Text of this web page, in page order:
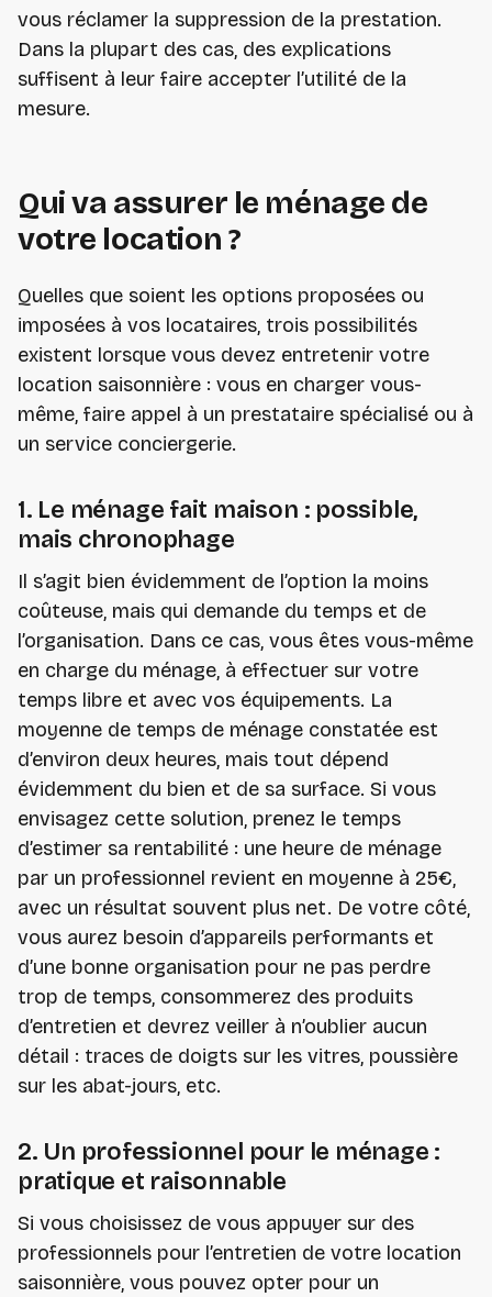
vous réclamer la suppression de la prestation.
Dans la plupart des cas, des explications
suffisent à leur faire accepter l’utilité de la
mesure.
Qui va assurer le ménage de
votre location ?
Quelles que soient les options proposées ou
imposées à vos locataires, trois possibilités
existent lorsque vous devez entretenir votre
location saisonnière : vous en charger vous-
même, faire appel à un prestataire spécialisé ou à
un service conciergerie.
1. Le ménage fait maison : possible,
mais chronophage
Il s’agit bien évidemment de l’option la moins
coûteuse, mais qui demande du temps et de
l’organisation. Dans ce cas, vous êtes vous-même
en charge du ménage, à effectuer sur votre
temps libre et avec vos équipements. La
moyenne de temps de ménage constatée est
d’environ deux heures, mais tout dépend
évidemment du bien et de sa surface. Si vous
envisagez cette solution, prenez le temps
d’estimer sa rentabilité : une heure de ménage
par un professionnel revient en moyenne à 25€,
avec un résultat souvent plus net. De votre côté,
vous aurez besoin d’appareils performants et
d’une bonne organisation pour ne pas perdre
trop de temps, consommerez des produits
d’entretien et devrez veiller à n’oublier aucun
détail : traces de doigts sur les vitres, poussière
sur les abat-jours, etc.
2. Un professionnel pour le ménage :
pratique et raisonnable
Si vous choisissez de vous appuyer sur des
professionnels pour l’entretien de votre location
saisonnière, vous pouvez opter pour un